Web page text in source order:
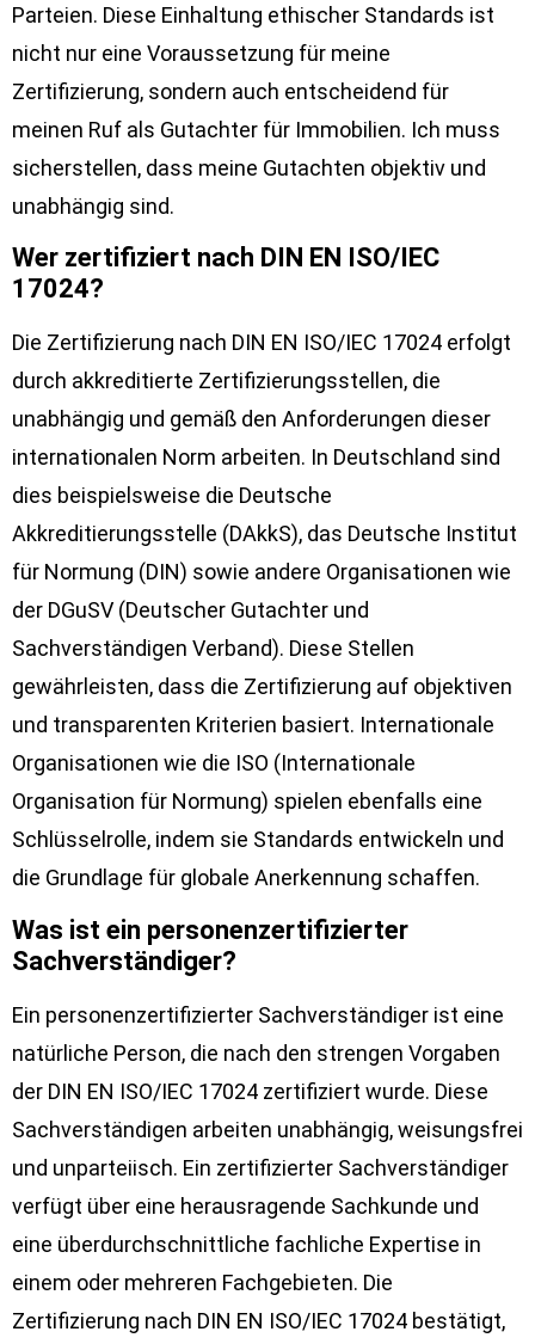
Parteien. Diese Einhaltung ethischer Standards ist
nicht nur eine Voraussetzung für meine
Zertifizierung, sondern auch entscheidend für
meinen Ruf als Gutachter für Immobilien. Ich muss
sicherstellen, dass meine Gutachten objektiv und
unabhängig sind.
Wer zertifiziert nach DIN EN ISO/IEC
17024?
Die Zertifizierung nach DIN EN ISO/IEC 17024 erfolgt
durch akkreditierte Zertifizierungsstellen, die
unabhängig und gemäß den Anforderungen dieser
internationalen Norm arbeiten. In Deutschland sind
dies beispielsweise die Deutsche
Akkreditierungsstelle (DAkkS), das Deutsche Institut
für Normung (DIN) sowie andere Organisationen wie
der DGuSV (Deutscher Gutachter und
Sachverständigen Verband). Diese Stellen
gewährleisten, dass die Zertifizierung auf objektiven
und transparenten Kriterien basiert. Internationale
Organisationen wie die ISO (Internationale
Organisation für Normung) spielen ebenfalls eine
Schlüsselrolle, indem sie Standards entwickeln und
die Grundlage für globale Anerkennung schaffen.
Was ist ein personenzertifizierter
Sachverständiger?
Ein personenzertifizierter Sachverständiger ist eine
natürliche Person, die nach den strengen Vorgaben
der DIN EN ISO/IEC 17024 zertifiziert wurde. Diese
Sachverständigen arbeiten unabhängig, weisungsfrei
und unparteiisch. Ein zertifizierter Sachverständiger
verfügt über eine herausragende Sachkunde und
eine überdurchschnittliche fachliche Expertise in
einem oder mehreren Fachgebieten. Die
Zertifizierung nach DIN EN ISO/IEC 17024 bestätigt,